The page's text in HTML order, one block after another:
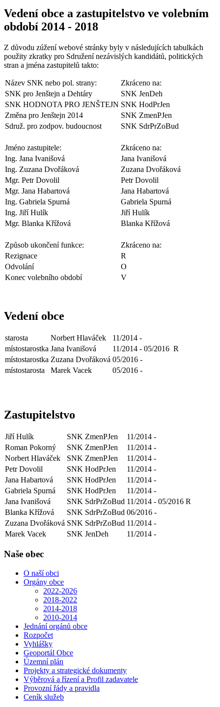
Vedení obce a zastupitelstvo ve volebním
období 2014 - 2018
Z důvodu zúžení webové stránky byly v následujících tabulkách
použity zkratky pro Sdružení nezávislých kandidátů, politických
stran a jména zastupitelů takto:
Název SNK nebo pol. strany:
Zkráceno na:
SNK pro Jenštejn a Dehtáry
SNK JenDeh
SNK HODNOTA PRO JENŠTEJN SNK HodPrJen
Změna pro Jenštejn 2014
SNK ZmenPJen
Sdruž. pro zodpov. budoucnost
SNK SdrPrZoBud
Jméno zastupitele:
Zkráceno na:
Ing. Jana Ivanišová
Jana Ivanišová
Ing. Zuzana Dvořáková
Zuzana Dvořáková
Mgr. Petr Dovolil
Petr Dovolil
Mgr. Jana Habartová
Jana Habartová
Ing. Gabriela Spurná
Gabriela Spurná
Ing. Jiří Hulík
Jiří Hulík
Mgr. Blanka Křížová
Blanka Křížová
Způsob ukončení funkce:
Zkráceno na:
Rezignace
R
Odvolání
O
Konec volebního období
V
Vedení obce
starosta Norbert Hlaváček
11/2014 -
místostarostka Jana Ivanišová 11/2014 - 05/2016 R
místostarostka Zuzana Dvořáková 05/2016 -
místostarosta
Marek Vacek 05/2016 -
Zastupitelstvo
Jiří Hulík SNK ZmenPJen
11/2014 -
Roman Pokorný
SNK ZmenPJen
11/2014 -
Norbert Hlaváček
SNK ZmenPJen
11/2014 -
Petr Dovolil
SNK HodPrJen
11/2014 -
Jana Habartová
SNK HodPrJen
11/2014 -
Gabriela Spurná
SNK HodPrJen
11/2014 -
Jana Ivanišová
SNK SdrPrZoBud 11/2014 - 05/2016 R
Blanka Křížová
SNK SdrPrZoBud 06/2016 -
Zuzana Dvořáková SNK SdrPrZoBud 11/2014 -
Marek Vacek
SNK JenDeh 11/2014 -
Naše obec
O naší obci
Orgány obce
2022-2026
2018-2022
2014-2018
2010-2014
Jednání orgánů obce
Rozpočet
Vyhlášky
Geoportál Obce
Územní plán
Projekty a strategické dokumenty
Výběrová a řízení a Profil zadavatele
Provozní řády a pravidla
Ceník služeb